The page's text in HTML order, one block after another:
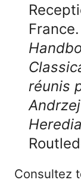
réunis
Consultez